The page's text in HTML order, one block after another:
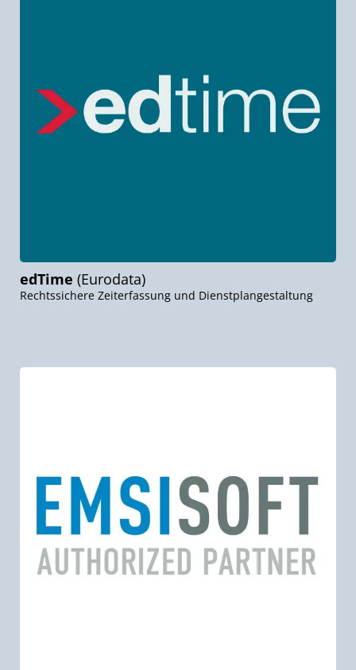
edTime (Eurodata)
Rechtssichere Zeiterfassung und Dienstplangestaltung